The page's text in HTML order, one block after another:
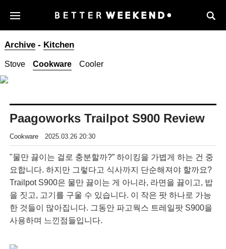
Archive- Kitchen
Stove Cookware Cooler
Paagoworks Trailpot S900 Review
Cookware 2025.03.26 20:30
"물만 끓이는 걸로 충분할까?” 하이킹을 가볍게 하는 건 중
요합니다. 하지만 그렇다고 식사까지 단순해져야 할까요?
Trailpot S900은 물만 끓이는 게 아니라, 라면을 끓이고, 밥
을 짓고, 고기를 구울 수 있습니다. 이 작은 팟 하나로 가능
한 것들이 많아집니다. 그동안 파고웍스 트레일팟 S900을
사용하며 느낀점들입니다.